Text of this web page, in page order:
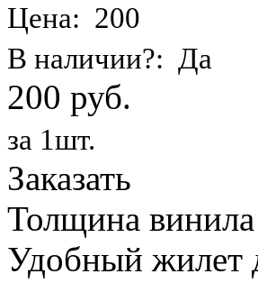
Цена: 200
В наличии?: Да
200 руб.
за 1шт.
Заказать
Толщина
Удобный жилет